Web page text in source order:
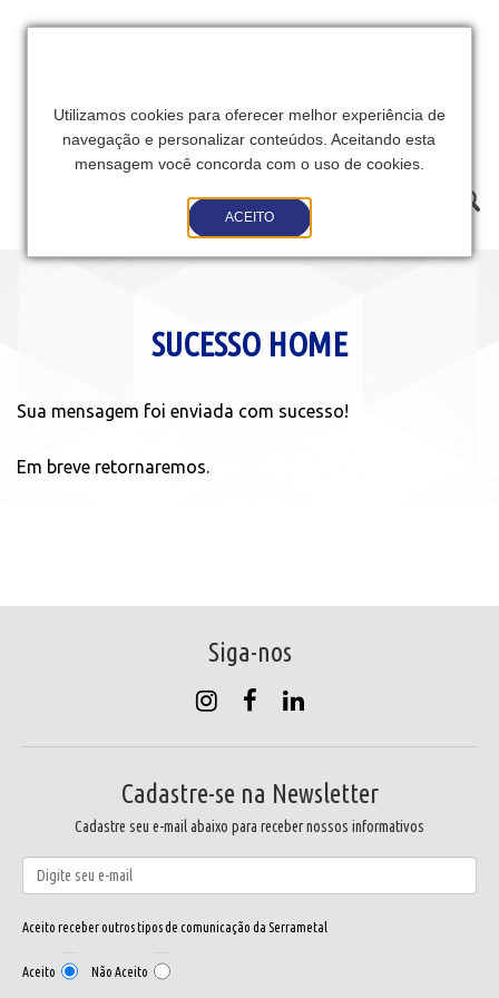
Utilizamos cookies para oferecer melhor experiência de
navegação e personalizar conteúdos. Aceitando esta
mensagem você concorda com o uso de cookies.
ACEITO
Toggle
navigation
SUCESSO HOME
Sua mensagem foi enviada com sucesso!
Em breve retornaremos.
Siga-nos
Cadastre-se na Newsletter
Cadastre seu e-mail abaixo para receber nossos informativos
Aceito receber outros tipos de comunicação da Serrametal
Aceito Não Aceito